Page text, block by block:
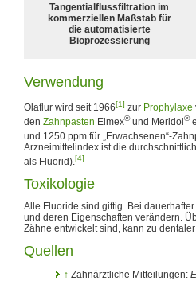
Tangentialflussfiltration im
kommerziellen Maßstab für
die automatisierte
Bioprozessierung
Verwendung
Olaflur wird seit 1966[1] zur Prophylaxe
den Zahnpasten Elmex®und Meridol ®
und 1250 ppm für „Erwachsenen“-
Arzneimittelindex ist die
als Fluorid).[4]
Toxikologie
Alle Fluoride sind giftig. Bei
und deren Eigenschaften verändern.
Zähne entwickelt sind, kann zu dentaler
Quellen
↑ Zahnärztliche Mitteilungen: